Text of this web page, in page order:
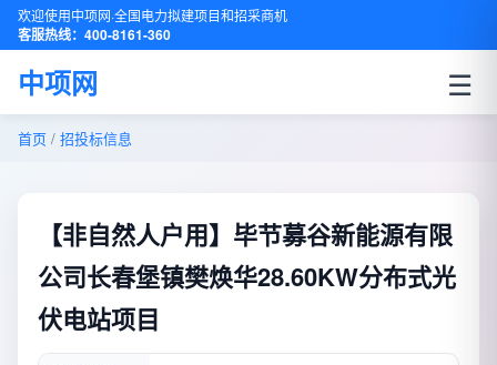
欢迎使用中项网·全国电力拟建项目和招采商机
客服热线：400-8161-360
中项网 ☰
首页 / 招投标信息
【非自然人户用】毕节募谷新能源有限
公司长春堡镇樊焕华28.60KW分布式光
伏电站项目